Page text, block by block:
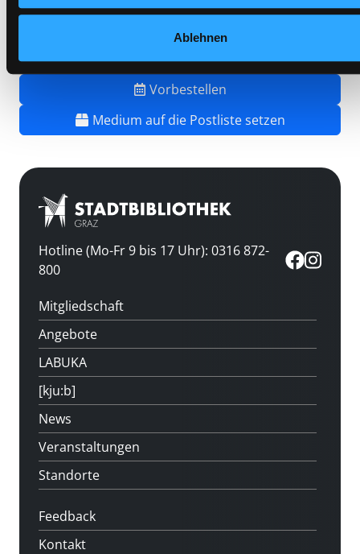
Ablehnen
Vorbestellen
Medium auf die Postliste setzen
Hotline (Mo-Fr 9 bis 17 Uhr): 0316 872-
800
Mitgliedschaft
Angebote
LABUKA
[kju:b]
News
Veranstaltungen
Standorte
Feedback
Kontakt